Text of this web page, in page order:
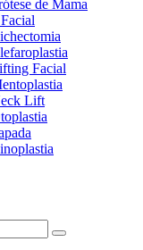
de Mama
Facial
Lift